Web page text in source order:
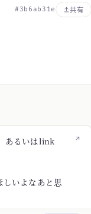
#3b6ab31e 共有
↗
あるいはlink
いよなあと思